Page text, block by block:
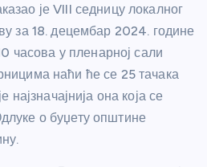
је VIII седницу локалног
за 18. децембар 2024. године
часова у пленарној сали
наћи ће се 25 тачака
најзначајнија она која се
о буџету општине